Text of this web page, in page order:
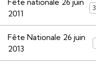
Fête nationale 26 juin
2011
Fête Nationale 26 juin
2013